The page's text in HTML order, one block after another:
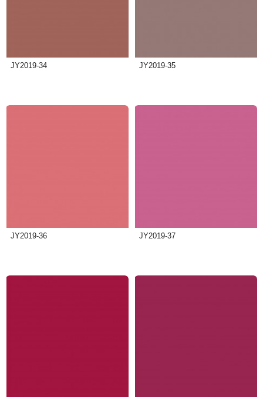
JY2019-34 JY2019-35
JY2019-36 JY2019-37